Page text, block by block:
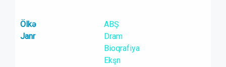
Ölkə
ABŞ
Janr
Dram
Bioqrafiya
Ekşn